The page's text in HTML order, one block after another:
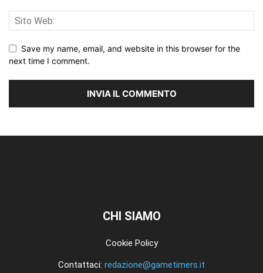
Save my name, email, and website in this browser for the
next time I comment.
CHI SIAMO
Cookie Policy
Contattaci: redazione@gametimers.it